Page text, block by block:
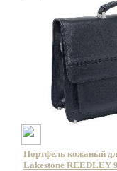
Портфель кожаный
Lakestone REEDLEY